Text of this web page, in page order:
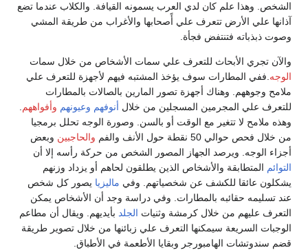
الشخص. وهذا علم كان لدي العرب يسمونه القيافة. والكلاب عندما تضع
آذانها علي الأرض تتعرف علي أًصحابها والأغراب من طريقة المشي
وصوت ذبذباته فتنتفض فجأة.
والآن تجري الأبحاث للتعرف علي سمات الأشخاص من خلال سمات
الوجه.ففي المطارات سوف يؤخذ المشتبه فيهم لأجهزة للتعرف علي
ملامح وجوههم. وهناك أجهزة تصور المارين بالصالات بالمطارات
للتعرف علي المجرمين المسجلين من خلال أنوفهم وعيونهم وأفواههم.
وهذه ملامح لا تتغير مع الوقت أو بالسن. وصورة الوجه تحلل برمجيا
من خلال فحص حوالي 50 نقطة حول الأنف والفم
والحاجبين وبعض
أجزاء الوجه. ويرصد الجهاز المصور الشخص من حركة رأسه إلا أن
التوائم المتطابقة والأشخاص الذين يطلقون لحاهم أو يزداد وزنهم
يشكلون عائقا للكشف عن شخصياتهم. وفي ماليزيا يصور كل شخص
عند تسليمه حقائبه بالمطارات. وفي دراسة وجد أن الأشخاص يمكن
التعرف عليهم من خلال كرمشة وثنيات الجلد بأيديهم. ويقال أن مطاعم
الوجبات السريعة سيمكنها التعرف علي زبائنها من خلال تصوير طريقة
قضم سندوتشات الهامبورجر وبقايا الأطعمة في الأطباق.